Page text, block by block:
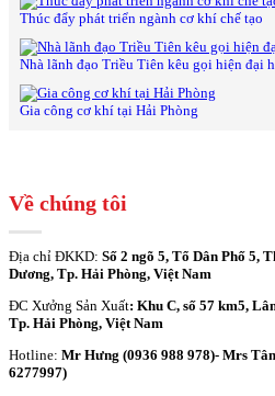
Thúc đẩy phát triển ngành cơ khí chế tạo
Nhà lãnh đạo Triều Tiên kêu gọi hiện đại
Gia công cơ khí tại Hải Phòng
Về chúng tôi
Địa chỉ ĐKKD: Số 2 ngõ 5, Tổ Dân Phố 5,
Dương, Tp. Hải Phòng, Việt Nam
ĐC Xưởng Sản Xuất: Khu C, số 57 km5,
Tp. Hải Phòng, Việt Nam
Hotline: Mr Hưng (0936 988 978)- Mrs
6277997)